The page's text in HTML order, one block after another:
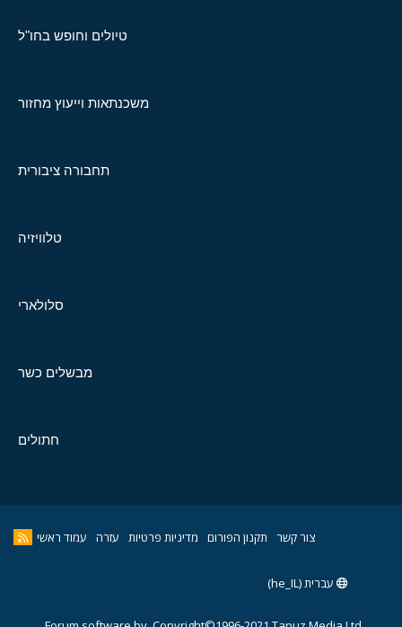
טיולים וחופש בחו"ל
משכנתאות וייעוץ מחזור
תחבורה ציבורית
טלוויזיה
סלולארי
מבשלים כשר
חתולים
צור קשר תקנון הפורום מדיניות פרטיות עזרה עמוד ראשי
עברית (he_IL)